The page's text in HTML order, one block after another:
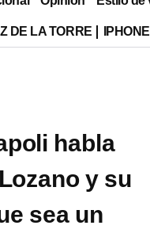
DE LA TORRE
habla
y su
sea un